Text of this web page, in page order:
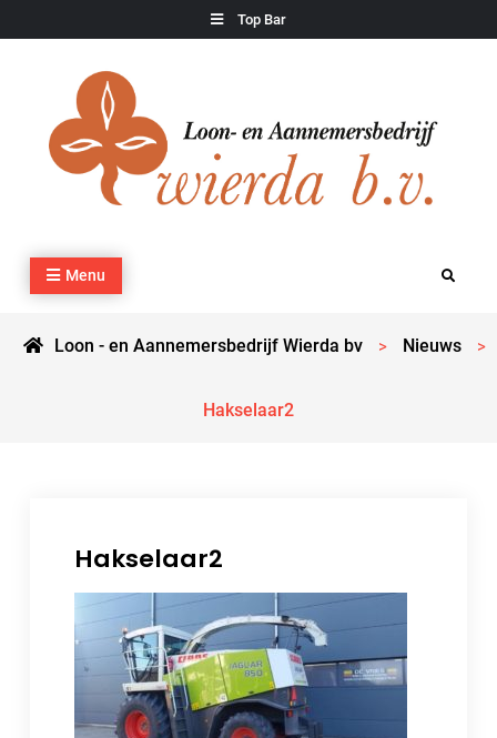
to
Top Bar
Loon – en Aannemersbedrijf Wierda bv
Kraan- en machineverhuur, agrarisch werk, grondverzet,
cultuurtechnisch werk en transport
Menu Search
Loon - en Aannemersbedrijf Wierda bv > Nieuws >
Hakselaar2
Hakselaar2